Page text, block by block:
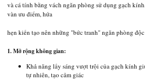
và cá tính bằng vách ngăn phòng sử dụng gạch
vàn ưu điểm, hứa
hẹn kiến tạo nên những "bức tranh" ngăn phòng
1. Mở rộng không gian:
Khả năng lấy sáng vượt trội của gạch kính
tự nhiên, tạo cảm giác